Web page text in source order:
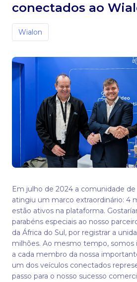
conectados ao
Wialon
Em julho de 2024 a comunidade
atingiu um marco extraordinário: 4
estão ativos na plataforma.
parabéns especiais ao nosso
da África do Sul, por registrar a
milhões. Ao mesmo tempo,
a cada membro da nossa
um dos veículos conectados
passo para o nosso sucesso